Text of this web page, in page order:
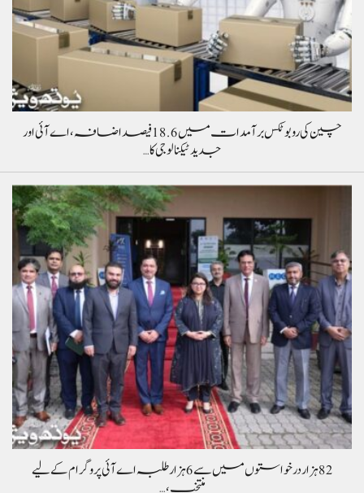
چین کی روبوٹکس برآمدات میں 18.6 فیصد اضافہ، اے آئی اور
جدید ٹیکنالوجی کا…
82 ہزار درخواستوں میں سے 6 ہزار طلبہ اے آئی پروگرام کے لیے
منتخب،…